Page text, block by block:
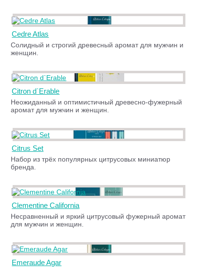
Cedre Atlas
Солидный и строгий древесный аромат для мужчин и
женщин.
Citron d`Erable
Неожиданный и оптимистичный древесно-фужерный
аромат для мужчин и женщин.
Citrus Set
Набор из трёх популярных цитрусовых миниатюр
бренда.
Clementine California
Несравненный и яркий цитрусовый фужерный аромат
для мужчин и женщин.
Emeraude Agar